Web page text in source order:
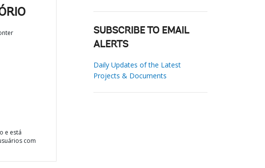
e está
com
SUBSCRIBE TO EMAIL
ALERTS
Daily Updates of the Latest
Projects & Documents